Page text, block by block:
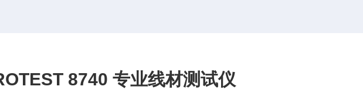
8740 专业线材测试仪